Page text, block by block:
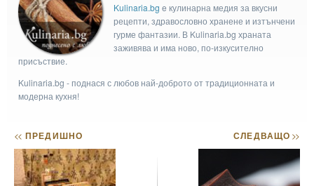
Kulinaria.bg e кулинарна медия за вкусни
рецепти, здравословно хранене и изтънчени
гурме фантазии. В Kulinaria.bg храната
заживява и има ново, по-изкусително
присъствие.
Kulinaria.bg - поднася с любов най-доброто от традиционната и
модерна кухня!
<< ПРЕДИШНО СЛЕДВАЩО>>